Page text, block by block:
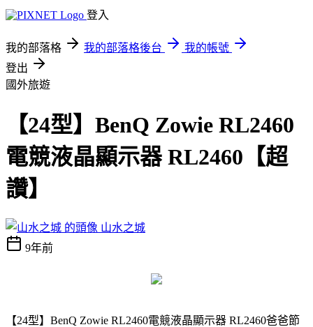
登入
我的部落格 我的部落格後台
我的帳號
登出
國外旅遊
【24型】BenQ Zowie RL2460
電競液晶顯示器 RL2460【超
讚】
山水之城
9年前
【24型】BenQ Zowie RL2460電競液晶顯示器 RL2460爸爸節